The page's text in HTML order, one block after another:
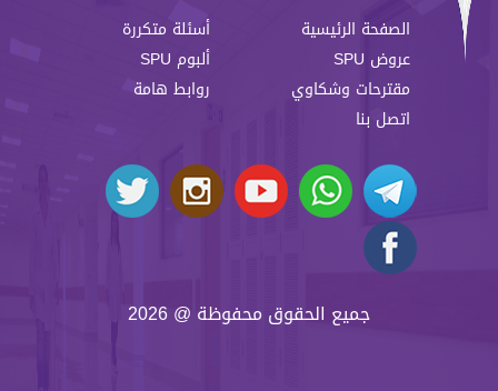
الصفحة الرئيسية
أسئلة متكررة
عروض SPU
ألبوم SPU
مقترحات وشكاوي
روابط هامة
اتصل بنا
جميع الحقوق محفوظة @ 2026